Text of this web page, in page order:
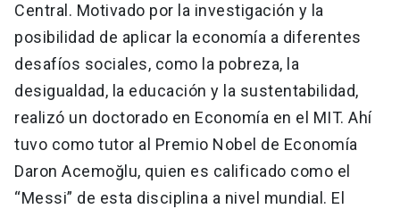
Central. Motivado por la investigación y la
posibilidad de aplicar la economía a diferentes
desafíos sociales, como la pobreza, la
desigualdad, la educación y la sustentabilidad,
realizó un doctorado en Economía en el MIT. Ahí
tuvo como tutor al Premio Nobel de Economía
Daron Acemoğlu, quien es calificado como el
“Messi” de esta disciplina a nivel mundial. El